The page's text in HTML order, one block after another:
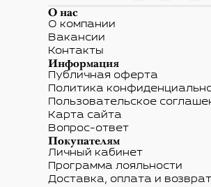
О нас
О компании
Вакансии
Контакты
Информация
Публичная оферта
Политика
Пользовательское
Карта сайта
Вопрос-ответ
Покупателям
Личный кабинет
Программа лояльности
Доставка, оплата и возврат